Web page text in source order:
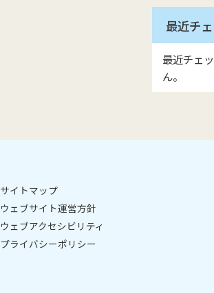
最近チ
最近チェ
ん。
サイトマップ
ウェブサイト運営方針
ウェブアクセシビリティ
プライバシーポリシー